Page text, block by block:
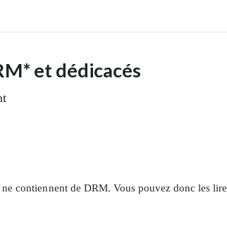
et dédicacés
contiennent de DRM. Vous pouvez donc les lire